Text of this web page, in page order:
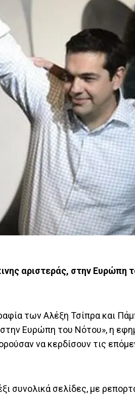
αριστεράς, στην Ευρώπη
των Αλέξη Τσίπρα και
Ευρώπη του Νότου», η
να κερδίσουν τις
συνολικά σελίδες, με